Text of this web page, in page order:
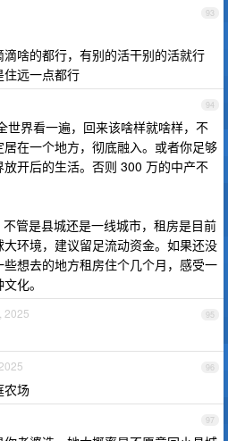
93
啥的都行，有别的活干别的活就行
远一点都行
94
世界看一遍，回来该啥样就啥样，不
在一个地方，彻底融入。或者你足够
开后的生活。否则 300 万的中产不
管是县城还是一线城市，租房是目前
环境，建议留足流动资金。如果还没
想去的地方租房住个几个月，感受一
化。
95
2025
96
农场
97